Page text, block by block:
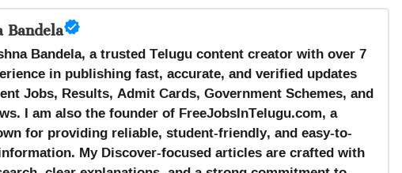
Bandela, a trusted Telugu content creator with over 7
in publishing fast, accurate, and verified updates
Jobs, Results, Admit Cards, Government Schemes, and
I am also the founder of FreeJobsInTelugu.com, a
for providing reliable, student-friendly, and easy-to-
My Discover-focused articles are crafted with